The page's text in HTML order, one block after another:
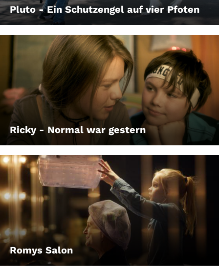
Pluto - Ein Schutzengel auf vier Pfoten
Ricky - Normal war gestern
Romys Salon